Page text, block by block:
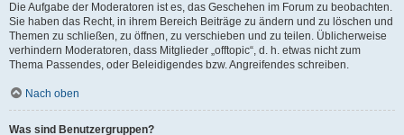
Die Aufgabe der Moderatoren ist es, das Geschehen im Forum zu beobachten.
Sie haben das Recht, in ihrem Bereich Beiträge zu ändern und zu löschen und
Themen zu schließen, zu öffnen, zu verschieben und zu teilen. Üblicherweise
verhindern Moderatoren, dass Mitglieder „offtopic“, d. h. etwas nicht zum
Thema Passendes, oder Beleidigendes bzw. Angreifendes schreiben.
Nach oben
Was sind Benutzergruppen?